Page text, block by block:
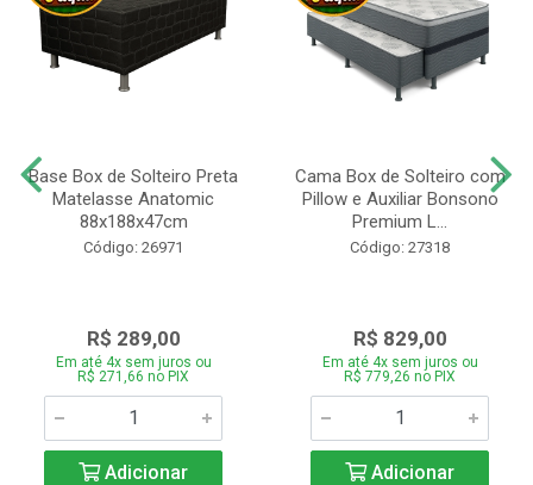
Base Box de Solteiro Preta
Matelasse Anatomic
88x188x47cm
Código: 26971
R$ 289,00
Em até 4x sem juros ou
R$ 271,66 no PIX
Adicionar
Cama Box de Solteiro com
Pillow e Auxiliar Bonsono
Premium L...
Código: 27318
R$ 829,00
Em até 4x sem juros ou
R$ 779,26 no PIX
Adicionar